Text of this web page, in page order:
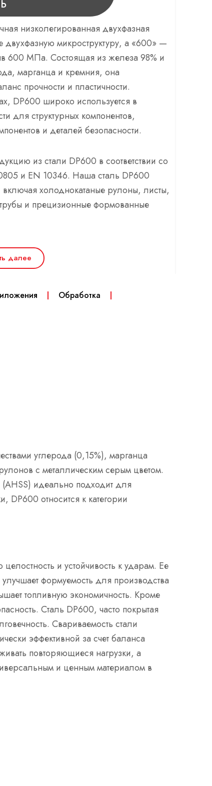
низколегированная двухфазная
двухфазную микроструктуру, а «600» —
600 МПа. Состоящая из железа 98% и
марганца и кремния, она
прочности и пластичности.
DP600 широко используется в
для структурных компонентов,
и деталей безопасности.
из стали DP600 в соответствии со
и EN 10346. Наша сталь DP600
холоднокатаные рулоны, листы,
и прецизионные формованные
далее
Обработка
углерода (0,15%), марганца
с металлическим серым цветом.
(AHSS) идеально подходит для
DP600 относится к категории
и устойчивость к ударам. Ее
формуемость для производства
топливную экономичность. Кроме
Сталь DP600, часто покрытая
Свариваемость стали
эффективной за счет баланса
повторяющиеся нагрузки, а
и ценным материалом в